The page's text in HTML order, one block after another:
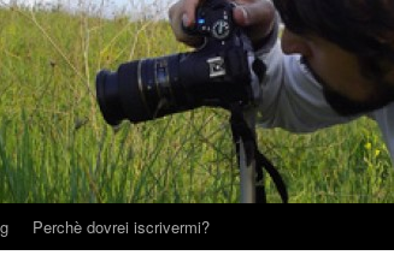
Perchè dovrei iscrivermi?